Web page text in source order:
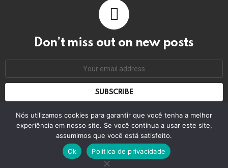
Don’t miss out on new posts
© 2026 by bring the pixel. Remember to change this
Contact us
Nós utilizamos cookies para garantir que você tenha a melhor
experiência em nosso site. Se você continua a usar este site,
assumimos que você está satisfeito.
Ok
Política de privacidade